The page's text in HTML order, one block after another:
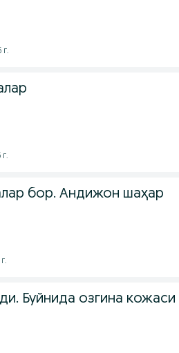
г.
бор. Андижон шаҳар
Буйнида озгина кожаси